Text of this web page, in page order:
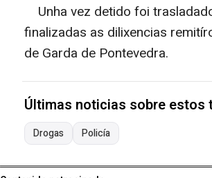
Unha vez detido foi
finalizadas as dilixencias
de Garda de Pontevedra.
Últimas noticias sobre estos
Drogas Policía